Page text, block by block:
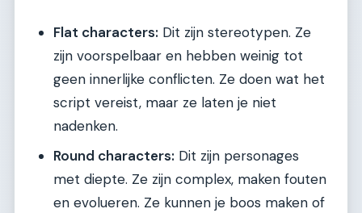
Flat characters: Dit zijn stereotypen. Ze
zijn voorspelbaar en hebben weinig tot
geen innerlijke conflicten. Ze doen wat het
script vereist, maar ze laten je niet
nadenken.
Round characters: Dit zijn personages
met diepte. Ze zijn complex, maken fouten
en evolueren. Ze kunnen je boos maken of